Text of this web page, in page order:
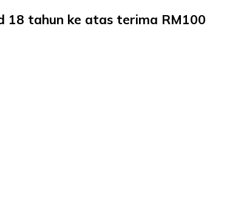
18 tahun ke atas terima RM100